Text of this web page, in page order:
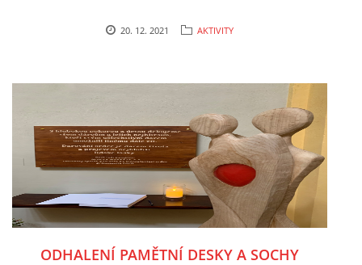
20. 12. 2021 AKTIVITY
ODHALENÍ PAMĚTNÍ DESKY A SOCHY